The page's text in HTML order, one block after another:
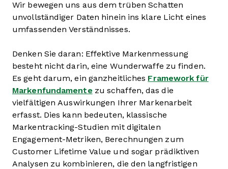
Wir bewegen uns aus dem trüben Schatten
unvollständiger Daten hinein ins klare Licht eines
umfassenden Verständnisses.
Denken Sie daran: Effektive Markenmessung
besteht nicht darin, eine Wunderwaffe zu finden.
Es geht darum, ein ganzheitliches Framework für
Markenfundamente zu schaffen, das die
vielfältigen Auswirkungen Ihrer Markenarbeit
erfasst. Dies kann bedeuten, klassische
Markentracking-Studien mit digitalen
Engagement-Metriken, Berechnungen zum
Customer Lifetime Value und sogar prädiktiven
Analysen zu kombinieren, die den langfristigen